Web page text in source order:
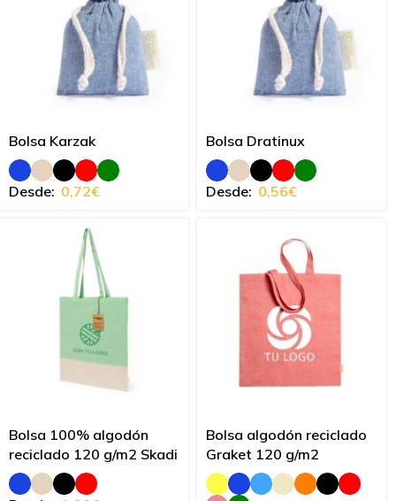
Bolsa Karzak
Desde: 0,72€
Bolsa Dratinux
Desde: 0,56€
Bolsa 100% algodón
reciclado 120 g/m2 Skadi
Bolsa algodón reciclado
Graket 120 g/m2